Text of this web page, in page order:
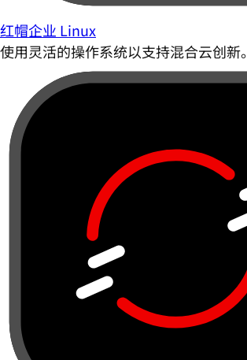
红帽企业 Linux
使用灵活的操作系统以支持混合云创新。